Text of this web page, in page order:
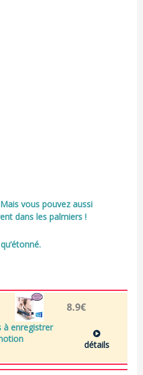
vous pouvez aussi
dans les palmiers !
8.9€
à enregistrer
détails